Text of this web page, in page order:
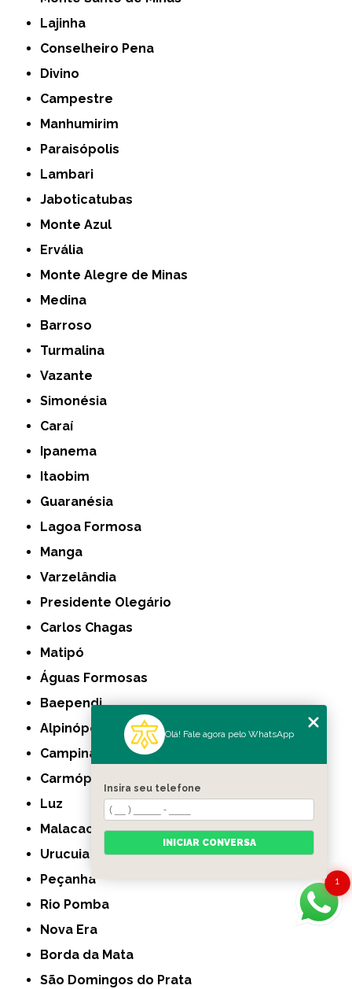
Lajinha
Conselheiro Pena
Divino
Campestre
Manhumirim
Paraisópolis
Lambari
Jaboticatubas
Monte Azul
Ervália
Monte Alegre de Minas
Medina
Barroso
Turmalina
Vazante
Simonésia
Caraí
Ipanema
Itaobim
Guaranésia
Lagoa Formosa
Manga
Varzelândia
Presidente Olegário
Carlos Chagas
Matipó
Águas Formosas
Baependi
Alpinópolis
Campina Verde
Carmópolis de Minas
Luz
Malacacheta
Urucuia
Peçanha
Rio Pomba
Nova Era
Borda da Mata
São Domingos do Prata
1
Olá! Fale agora pelo WhatsApp
Insira seu telefone
INICIAR CONVERSA